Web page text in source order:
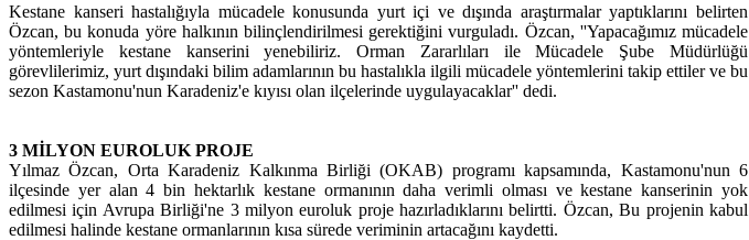
Kestane kanseri hastalığıyla mücadele konusunda yurt içi ve dışında araştırmalar yaptıklarını belirten
Özcan, bu konuda yöre halkının bilinçlendirilmesi gerektiğini vurguladı. Özcan, ''Yapacağımız mücadele
yöntemleriyle kestane kanserini yenebiliriz. Orman Zararlıları ile Mücadele Şube Müdürlüğü
görevlilerimiz, yurt dışındaki bilim adamlarının bu hastalıkla ilgili mücadele yöntemlerini takip ettiler ve bu
sezon Kastamonu'nun Karadeniz'e kıyısı olan ilçelerinde uygulayacaklar'' dedi.
3 MİLYON EUROLUK PROJE
Yılmaz Özcan, Orta Karadeniz Kalkınma Birliği (OKAB) programı kapsamında, Kastamonu'nun 6
ilçesinde yer alan 4 bin hektarlık kestane ormanının daha verimli olması ve kestane kanserinin yok
edilmesi için Avrupa Birliği'ne 3 milyon euroluk proje hazırladıklarını belirtti. Özcan, Bu projenin kabul
edilmesi halinde kestane ormanlarının kısa sürede veriminin artacağını kaydetti.